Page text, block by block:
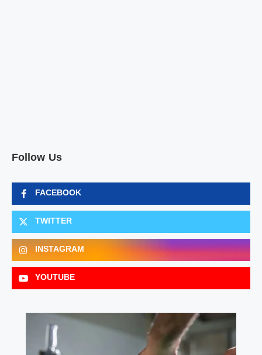
Follow Us
FACEBOOK
TWITTER
INSTAGRAM
YOUTUBE